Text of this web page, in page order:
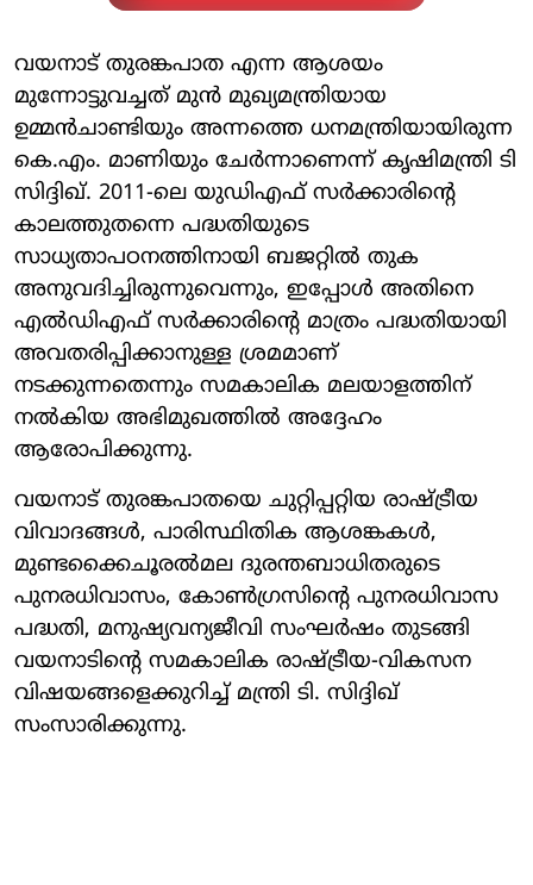
വയനാട് തുരങ്കപാത എന്ന ആശയം
മുന്നോട്ടുവച്ചത് മുന്‍ മുഖ്യമന്ത്രിയായ
ഉമ്മന്‍ചാണ്ടിയും അന്നത്തെ ധനമന്ത്രിയായിരുന്ന
കെ.എം. മാണിയും ചേര്‍ന്നാണെന്ന് കൃഷിമന്ത്രി ടി
സിദ്ദിഖ്. 2011-ലെ യുഡിഎഫ് സര്‍ക്കാരിന്റെ
കാലത്തുതന്നെ പദ്ധതിയുടെ
സാധ്യതാപഠനത്തിനായി ബജറ്റില്‍ തുക
അനുവദിച്ചിരുന്നുവെന്നും, ഇപ്പോള്‍ അതിനെ
എല്‍ഡിഎഫ് സര്‍ക്കാരിന്റെ മാത്രം പദ്ധതിയായി
അവതരിപ്പിക്കാനുള്ള ശ്രമമാണ്
നടക്കുന്നതെന്നും സമകാലിക മലയാളത്തിന്
നല്‍കിയ അഭിമുഖത്തില്‍ അദ്ദേഹം
ആരോപിക്കുന്നു.
വയനാട് തുരങ്കപാതയെ ചുറ്റിപ്പറ്റിയ രാഷ്ട്രീയ
വിവാദങ്ങള്‍, പാരിസ്ഥിതിക ആശങ്കകള്‍,
മുണ്ടക്കൈചൂരല്‍മല ദുരന്തബാധിതരുടെ
പുനരധിവാസം, കോണ്‍ഗ്രസിന്റെ പുനരധിവാസ
പദ്ധതി, മനുഷ്യവന്യജീവി സംഘര്‍ഷം തുടങ്ങി
വയനാടിന്റെ സമകാലിക രാഷ്ട്രീയ-വികസന
വിഷയങ്ങളെക്കുറിച്ച് മന്ത്രി ടി. സിദ്ദിഖ്
സംസാരിക്കുന്നു.